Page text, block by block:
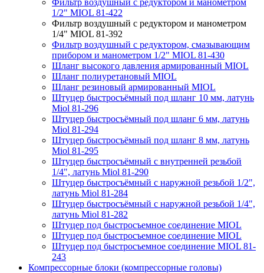
1/2" MIOL 81-422
Фильтр воздушный с редуктором и манометром
1/4" MIOL 81-392
Фильтр воздушный с редуктором, смазывающим
прибором и манометром 1/2" MIOL 81-430
Шланг высокого давления армированный MIOL
Шланг полиуретановый MIOL
Шланг резиновый армированный MIOL
Штуцер быстросъёмный под шланг 10 мм, латунь
Miol 81-296
Штуцер быстросъёмный под шланг 6 мм, латунь
Miol 81-294
Штуцер быстросъёмный под шланг 8 мм, латунь
Miol 81-295
Штуцер быстросъёмный с внутренней резьбой
1/4", латунь Miol 81-290
Штуцер быстросъёмный с наружной резьбой 1/2",
латунь Miol 81-284
Штуцер быстросъёмный с наружной резьбой 1/4",
латунь Miol 81-282
Штуцер под быстросъемное соединение MIOL
Штуцер под быстросъемное соединение MIOL
Штуцер под быстросъемное соединение MIOL 81-
243
Компрессорные блоки (компрессорные головы)